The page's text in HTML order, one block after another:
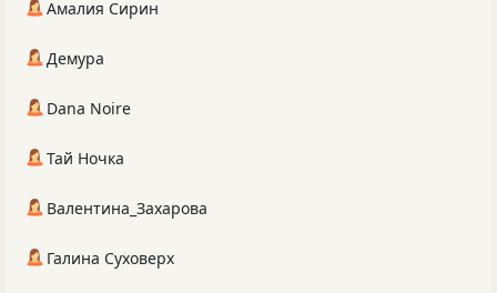
Амалия Сирин
Демура
Dana Noire
Тай Ночка
Валентина_Захарова
Галина Суховерх